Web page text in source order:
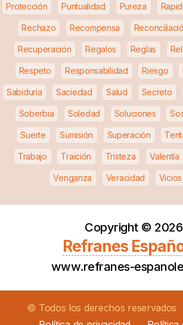
Protección Puntualidad Pureza
Rechazo Recompensa
Recuperación Regalos Reglas
Respeto Responsabilidad Riesgo
Sabiduría Saciedad Salud Secreto
Soberbia Soledad Soluciones
Suerte Sumisión Superación
Trabajo Traición Tristeza Valentía
Venganza Veracidad Vicios
Copyright © 2026
Refranes
www.refranes-
© Todos los derechos reservados